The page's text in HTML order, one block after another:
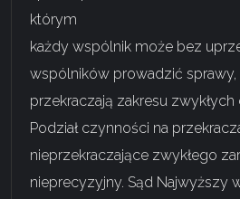
którym
każdy wspólnik może bez
wspólników prowadzić sprawy,
przekraczają zakresu zwykłych
Podział czynności na
nieprzekraczające zwykłego
nieprecyzyjny. Sąd Najwyższy